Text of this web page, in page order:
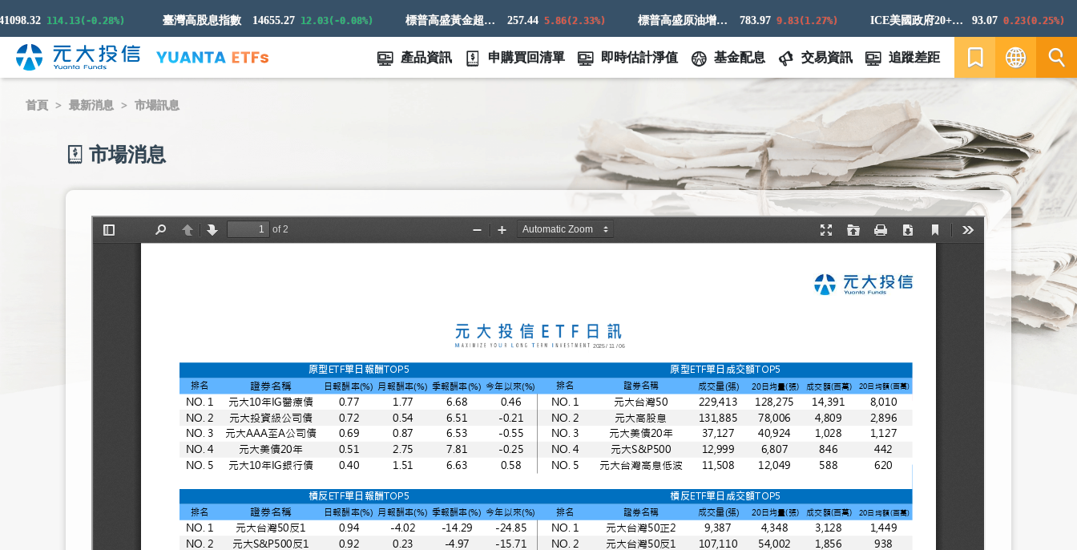
114.13(-0.28%) 臺灣高股息指數 14655.27 12.03(-0.08%) 標普高盛黃金超額回報指數 257.44 5.86(2.33%) 標普高盛原油增強超額回報指數 783.97 9.83(1.27%) ICE美國政府20+年期債券指數 93.07 0.23(0.25%)
產品資訊 申購買回清單 即時估計淨值 基金配息 交易資訊 追蹤差距
EN
首頁 最新消息 市場訊息
市場消息